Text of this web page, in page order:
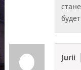
Jurii